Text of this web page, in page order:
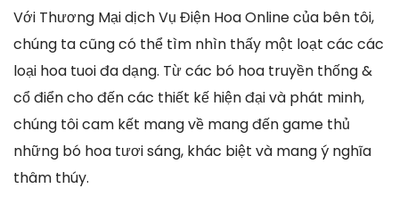
Với Thương Mại dịch Vụ Điện Hoa Online của bên tôi,
chúng ta cũng có thể tìm nhìn thấy một loạt các các
loại hoa tuoi đa dạng. Từ các bó hoa truyền thống &
cổ điển cho đến các thiết kế hiện đại và phát minh,
chúng tôi cam kết mang về mang đến game thủ
những bó hoa tươi sáng, khác biệt và mang ý nghĩa
thâm thúy.